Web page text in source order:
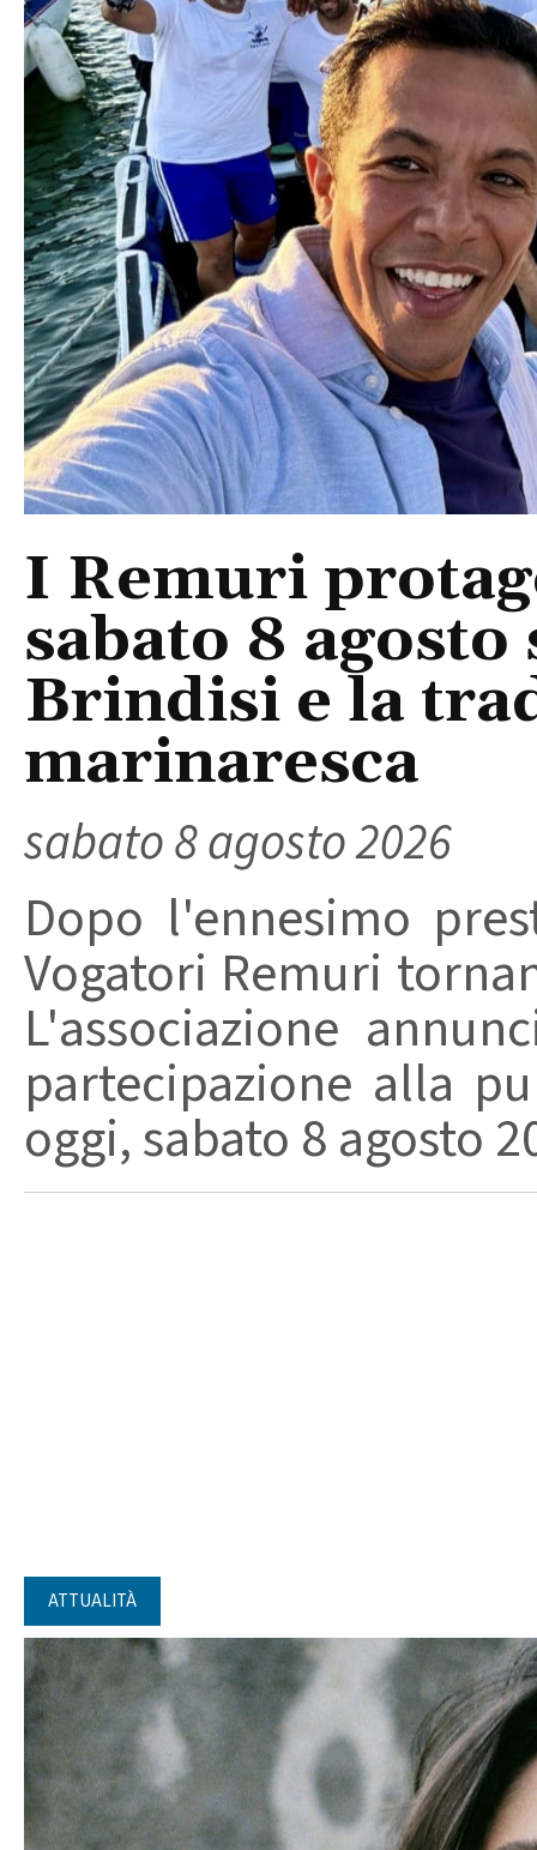
I Remuri
sabato 8
Brindisi e la
marinaresca
sabato 8 agosto 2026
Dopo l'ennesimo
Vogatori Remuri
L'associazione
partecipazione alla
oggi, sabato 8 agosto
ATTUALITÀ